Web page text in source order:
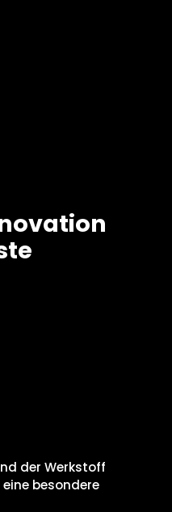
der Werkstoff
besondere